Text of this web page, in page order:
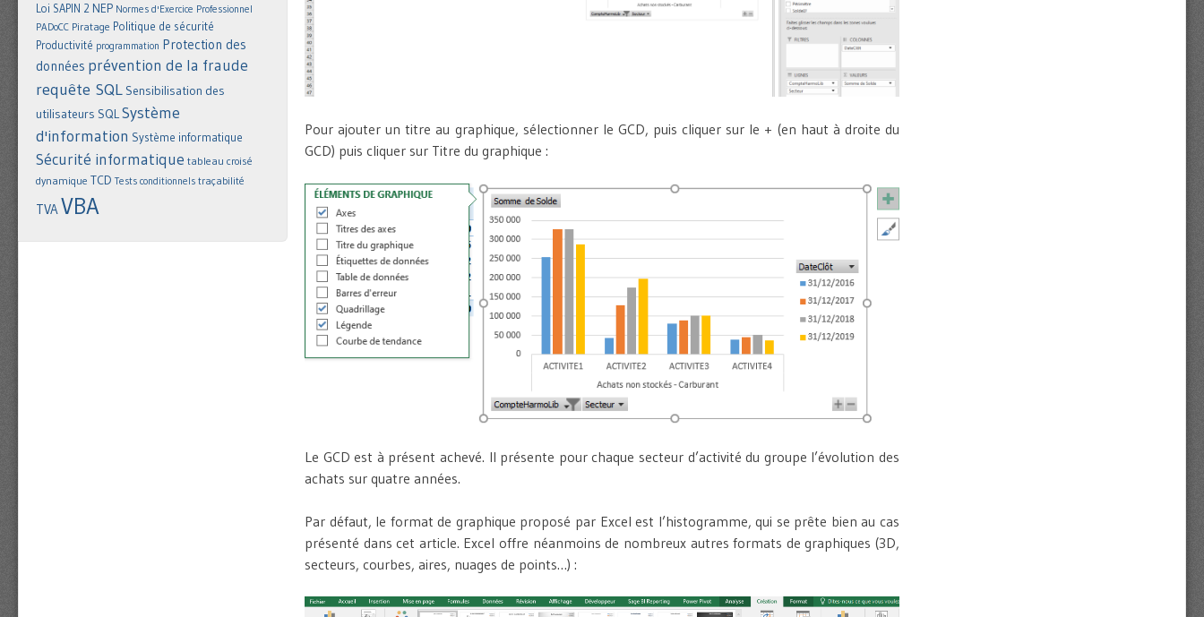
Pour ajouter un titre au graphique, sélectionner le GCD, puis cliquer sur le + (en haut à droite du
GCD) puis cliquer sur Titre du graphique :
Le GCD est à présent achevé. Il présente pour chaque secteur d’activité du groupe l’évolution des
achats sur quatre années.
Par défaut, le format de graphique proposé par Excel est l’histogramme, qui se prête bien au cas
présenté dans cet article. Excel offre néanmoins de nombreux autres formats de graphiques (3D,
secteurs, courbes, aires, nuages de points…) :
Loi SAPIN 2 NEP Normes d'Exercice Professionnel
PADoCC Piratage Politique de sécurité
Productivité programmation Protection des
données prévention de la fraude
requête SQL Sensibilisation des
utilisateurs SQLSystème
d'information Système informatique
Sécurité informatique tableau croisé
dynamique TCD Tests conditionnels traçabilité
TVAVBA